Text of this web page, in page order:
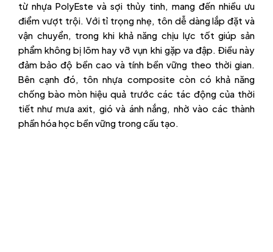
từ nhựa PolyEste và sợi thủy tinh, mang đến nhiều ưu
điểm vượt trội. Với tỉ trọng nhẹ, tôn dễ dàng lắp đặt và
vận chuyển, trong khi khả năng chịu lực tốt giúp sản
phẩm không bị lõm hay vỡ vụn khi gặp va đập. Điều này
đảm bảo độ bền cao và tính bền vững theo thời gian.
Bên cạnh đó, tôn nhựa composite còn có khả năng
chống bào mòn hiệu quả trước các tác động của thời
tiết như mưa axit, gió và ánh nắng, nhờ vào các thành
phần hóa học bền vững trong cấu tạo.